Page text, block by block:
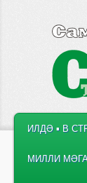
ПЕРЕЙТИ
ПЕРЕЙТИ
ИЛДӘ ▪ В
МИЛЛИ